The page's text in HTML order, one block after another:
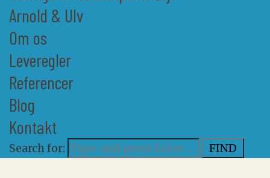
Arnold & Ulv
Om os
Leveregler
Referencer
Blog
Kontakt
Search for: